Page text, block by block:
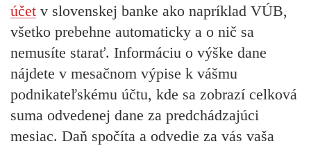
účet v slovenskej banke ako napríklad VÚB,
všetko prebehne automaticky a o nič sa
nemusíte starať. Informáciu o výške dane
nájdete v mesačnom výpise k vášmu
podnikateľskému účtu, kde sa zobrazí celková
suma odvedenej dane za predchádzajúci
mesiac. Daň spočíta a odvedie za vás vaša